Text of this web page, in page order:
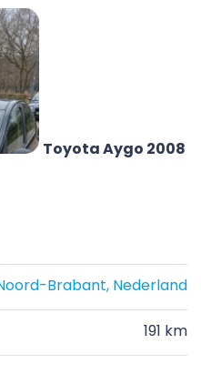
Toyota Aygo 2008
Brabant, Nederland
191 km